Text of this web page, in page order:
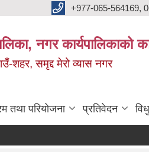
+977-065-564169,
नगर कार्यपालिकाको
शहर, समृद्द मेरो व्यास नगर
तथा परियोजना प्रतिवेदन